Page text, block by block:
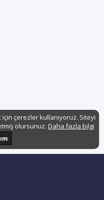
çerezler kullanıyoruz. Siteyi
olursunuz. Daha fazla bilgi